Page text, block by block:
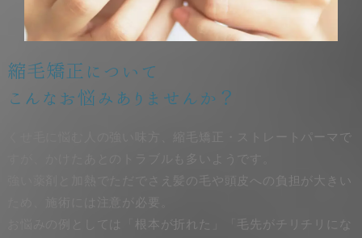
縮毛矯正について
こんなお悩みありませんか？
くせ毛に悩む人の強い味方、縮毛矯正・ストレートパーマで
すが、かけたあとのトラブルも多いようです。
強い薬剤と加熱でただでさえ髪の毛や頭皮への負担が大きい
ため、施術には注意が必要。
お悩みの例としては「根本が折れた」「毛先がチリチリにな